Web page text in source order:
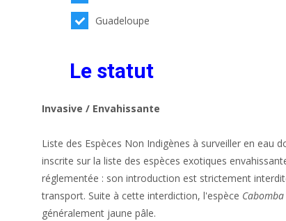
Guadeloupe
Le statut
Invasive / Envahissante
Liste des Espèces Non Indigènes à surveiller en eau
inscrite sur la liste des espèces exotiques
réglementée : son introduction est strictement
transport. Suite à cette interdiction, l'espèce
généralement jaune pâle.